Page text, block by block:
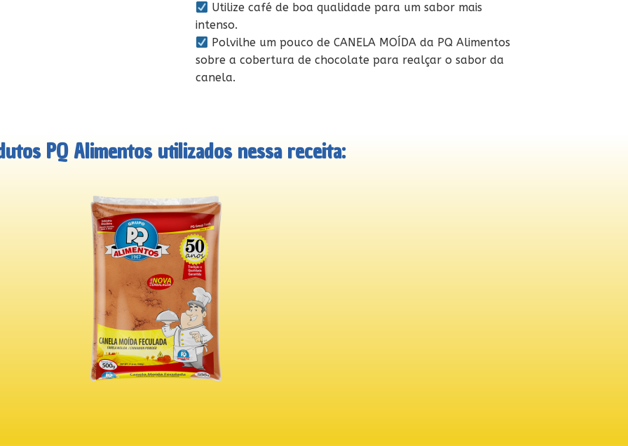
Utilize café de boa qualidade para um sabor mais
intenso.
Polvilhe um pouco de CANELA MOÍDA da PQ Alimentos
sobre a cobertura de chocolate para realçar o sabor da
canela.
PQ Alimentos utilizados nessa receita: